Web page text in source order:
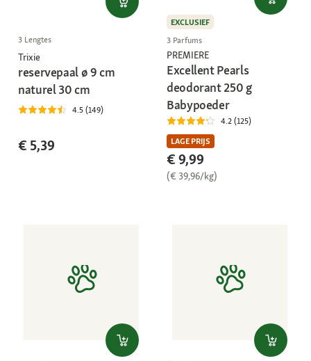
3 Lengtes
Trixie
reservepaal ø 9 cm
naturel 30 cm
4.5 (149)
€ 5,39
EXCLUSIEF
3 Parfums
PREMIERE
Excellent Pearls
deodorant 250 g
Babypoeder
4.2 (125)
LAGE PRIJS
€ 9,99
(€ 39,96/kg)